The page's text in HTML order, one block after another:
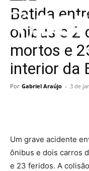
Batida
ônibus e 2
mortos e
interior da
Por Gabriel Araújo - 3 de
Um grave acidente
ônibus e dois carros
e 23 feridos. A